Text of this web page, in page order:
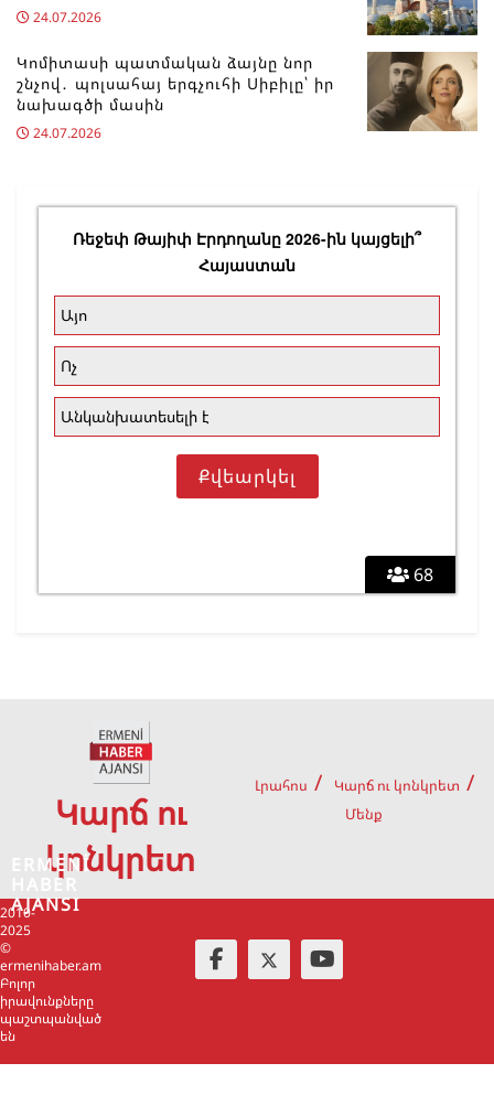
24.07.2026
Կոմիտասի պատմական ձայնը նոր
շնչով․ պոլսահայ երգչուհի Սիբիլը՝ իր
նախագծի մասին
24.07.2026
68
Ռեջեփ Թայիփ Էրդողանը 2026-ին կայցելի՞
Հայաստան
Այո
Ոչ
Անկանխատեսելի է
Կարճ ու
կոնկրետ
Լրահոս
Կարճ ու կոնկրետ
Մենք
2010-
2025
©
ermenihaber.am
Բոլոր
իրավունքները
պաշտպանված
են
ERMENİ
HABER
AJANSI